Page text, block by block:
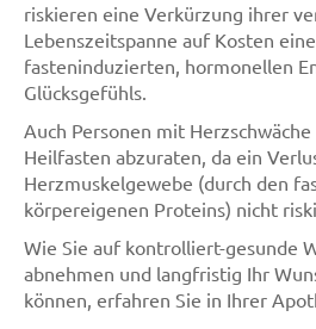
riskieren eine Verkürzung ihrer
Lebenszeitspanne auf Kosten
fasteninduzierten, hormonellen
Glücksgefühls.
Auch Personen mit
Heilfasten abzuraten, da ein
Herzmuskelgewebe (durch den
körpereigenen Proteins) nicht
Wie Sie auf kontrolliert-gesunde
abnehmen und langfristig Ihr
können, erfahren Sie in Ihrer